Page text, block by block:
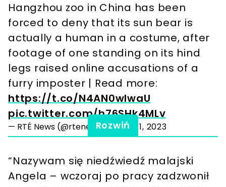
Hangzhou zoo in China has been
forced to deny that its sun bear is
actually a human in a costume, after
footage of one standing on its hind
legs raised online accusations of a
furry imposter | Read more:
https://t.co/N4AN0wlwaU
pic.twitter.com/h76SHk4MLv
— RTÉ News (@rtenews)August 1, 2023
Rozwiń
“Nazywam się niedźwiedź malajski
Angela – wczoraj po pracy zadzwonił